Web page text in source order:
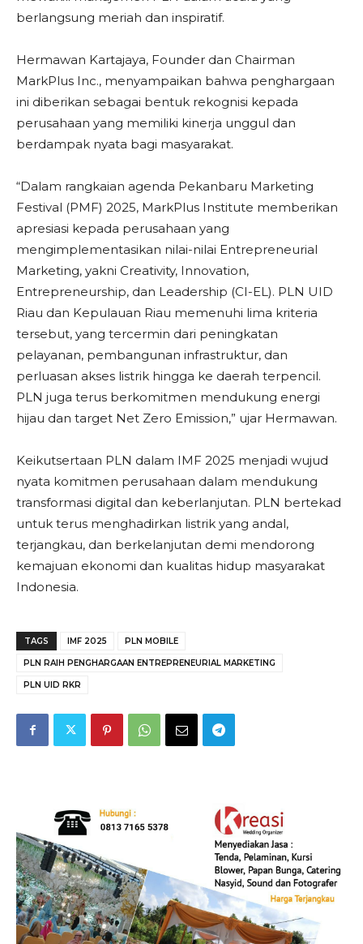
berlangsung meriah dan inspiratif.
Hermawan Kartajaya, Founder dan Chairman
MarkPlus Inc., menyampaikan bahwa penghargaan
ini diberikan sebagai bentuk rekognisi kepada
perusahaan yang memiliki kinerja unggul dan
berdampak nyata bagi masyarakat.
“Dalam rangkaian agenda Pekanbaru Marketing
Festival (PMF) 2025, MarkPlus Institute memberikan
apresiasi kepada perusahaan yang
mengimplementasikan nilai-nilai Entrepreneurial
Marketing, yakni Creativity, Innovation,
Entrepreneurship, dan Leadership (CI-EL). PLN UID
Riau dan Kepulauan Riau memenuhi lima kriteria
tersebut, yang tercermin dari peningkatan
pelayanan, pembangunan infrastruktur, dan
perluasan akses listrik hingga ke daerah terpencil.
PLN juga terus berkomitmen mendukung energi
hijau dan target Net Zero Emission,” ujar Hermawan.
Keikutsertaan PLN dalam IMF 2025 menjadi wujud
nyata komitmen perusahaan dalam mendukung
transformasi digital dan keberlanjutan. PLN bertekad
untuk terus menghadirkan listrik yang andal,
terjangkau, dan berkelanjutan demi mendorong
kemajuan ekonomi dan kualitas hidup masyarakat
Indonesia.
TAGS IMF 2025 PLN MOBILE
PLN RAIH PENGHARGAAN ENTREPRENEURIAL MARKETING
PLN UID RKR